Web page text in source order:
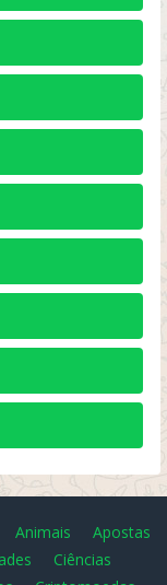
Animais
Apostas
Ciências